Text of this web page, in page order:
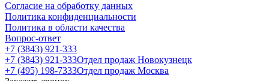
Согласие на обработку данных
Политика конфиденциальности
Политика в области качества
Вопрос-ответ
+7 (3843) 921-333
+7 (3843) 921-333Отдел продаж Новокузнецк
+7 (495) 198-7333Отдел продаж Москва